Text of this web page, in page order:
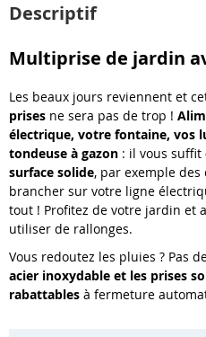
Descriptif
Multiprise de jardin
Les beaux jours reviennent et
prises ne sera pas de trop !
électrique, votre fontaine, vos
tondeuse à gazon : il vous suffit
surface solide, par exemple
brancher sur votre ligne
tout ! Profitez de votre jardin et
utiliser de rallonges.
Vous redoutez les pluies ? Pas
acier inoxydable et les prises
rabattables à fermeture